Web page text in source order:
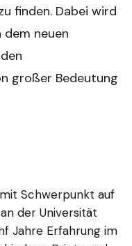
finden. Dabei wird
neuen
großer Bedeutung
Schwerpunkt auf
der Universität
Jahre Erfahrung im